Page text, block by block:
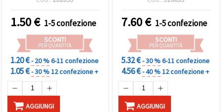
1.50€ 1-5 confezione
SCONTI
PER QUANTITÀ
1.20 €- 20 %6-11 confezione
1.05 €- 30 %12 confezione +
AGGIUNGI
Design Creativi
7.60€ 1-5 confezione
SCONTI
PER QUANTITÀ
5.32 €- 30 %6-11 confezione
4.56 €- 40 %12 confezione +
AGGIUNGI